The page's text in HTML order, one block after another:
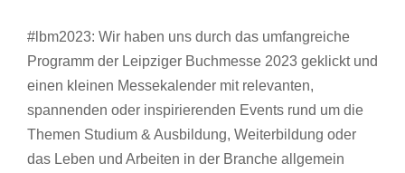
#lbm2023: Wir haben uns durch das umfangreiche
Programm der Leipziger Buchmesse 2023 geklickt und
einen kleinen Messekalender mit relevanten,
spannenden oder inspirierenden Events rund um die
Themen Studium & Ausbildung, Weiterbildung oder
das Leben und Arbeiten in der Branche allgemein